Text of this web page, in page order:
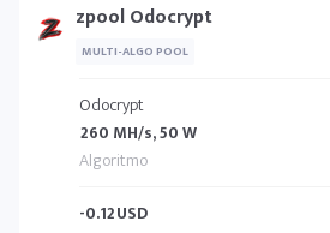
zpool Odocrypt
MULTI-ALGO POOL
Odocrypt
260 MH/s, 50 W
-0.12USD